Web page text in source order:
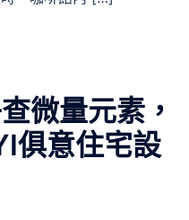
微量元素，
俱意住宅設